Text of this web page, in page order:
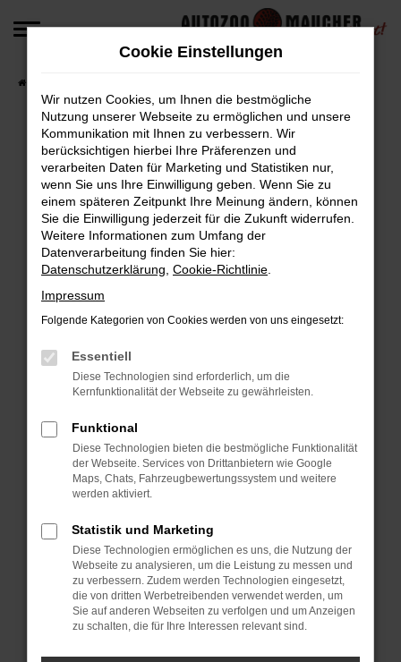
Zum
Fehler: Network Error
Beim Laden ist ein Fehler aufgetreten.
Hier sind ein paar Tipps, die dir helfen können:
Überprüfe deine Firewall und deine
Internetverbindung.
Laden andere Webseiten, zum Beispiel deine
Manche Erweiterungen, wie Werbeblocker,
können das Laden bestimmter Seiten
verhindern. Funktioniert die Seite in einem
Fenster?
Starte dein Gerät neu.
Das kann manchmal helfen, vorübergehende
Probleme zu beheben.
Stelle sicher, dass dein Browser und dein
Betriebssystem auf dem neuesten Stand
sind.
Veraltete Software birgt nicht nur ein
Sicherheitsrisiko, sondern kann auch dazu
führen, dass bestimmte Funktionen nicht mehr
Cookie Einstellungen
Wir nutzen Cookies, um Ihnen die bestmögliche
Nutzung unserer Webseite zu ermöglichen und unsere
Kommunikation mit Ihnen zu verbessern. Wir
berücksichtigen hierbei Ihre Präferenzen und
verarbeiten Daten für Marketing und Statistiken nur,
wenn Sie uns Ihre Einwilligung geben. Wenn Sie zu
einem späteren Zeitpunkt Ihre Meinung ändern, können
Sie die Einwilligung jederzeit für die Zukunft widerrufen.
Weitere Informationen zum Umfang der
Datenverarbeitung finden Sie hier:
Datenschutzerklärung Cookie-Richtlinie
Impressum
Folgende Kategorien von Cookies werden von uns eingesetzt:
Essentiell
Diese Technologien sind erforderlich, um die
Kernfunktionalität der Webseite zu gewährleisten.
Funktional
Diese Technologien bieten die bestmögliche Funktionalität
der Webseite. Services von Drittanbietern wie Google
Maps, Chats, Fahrzeugbewertungssystem und weitere
werden aktiviert.
Statistik und Marketing
Diese Technologien ermöglichen es uns, die Nutzung der
Webseite zu analysieren, um die Leistung zu messen und
zu verbessern. Zudem werden Technologien eingesetzt,
die von dritten Werbetreibenden verwendet werden, um
Sie auf anderen Webseiten zu verfolgen und um Anzeigen
zu schalten, die für Ihre Interessen relevant sind.